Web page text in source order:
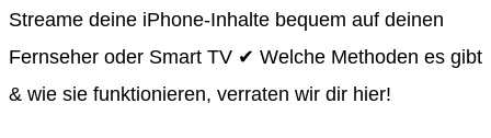
Streame deine iPhone-Inhalte bequem auf deinen
Fernseher oder Smart TV ✔ Welche Methoden es gibt
& wie sie funktionieren, verraten wir dir hier!